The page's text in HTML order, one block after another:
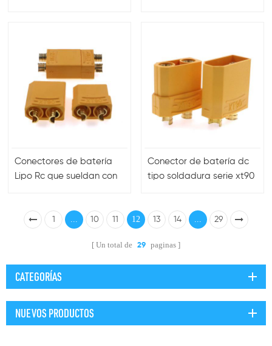
Conectores de batería
Lipo Rc que sueldan con
Conector de batería dc
tipo soldadura serie xt90
1 ... 10 11 12 13 14 ... 29
Un total de 29 paginas
CATEGORÍAS
NUEVOS PRODUCTOS